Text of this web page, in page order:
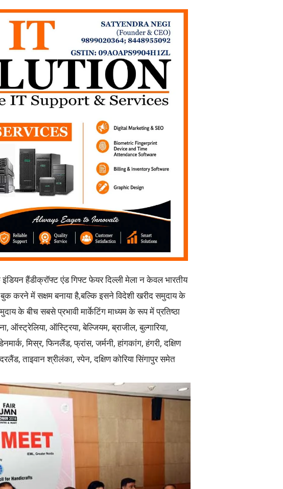
हैंडीक्रॉफ्ट एंड गिफ्ट फेयर दिल्ली मेला न केवल भारतीय
करने में सक्षम बनाया है,बल्कि इसने विदेशी खरीद समुदाय के
के बीच सबसे प्रभावी मार्केटिंग माध्यम के रूप में प्रतिष्ठा
ऑस्ट्रेलिया, ऑस्ट्रिया, बेल्जियम, ब्राजील, बुल्गारिया,
मिस्र, फिनलैंड, फ्रांस, जर्मनी, हांगकांग, हंगरी, दक्षिण
ताइवान श्रीलंका, स्पेन, दक्षिण कोरिया सिंगापुर समेत